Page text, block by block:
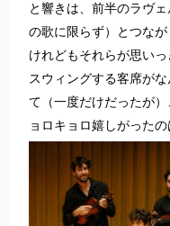
と響きは、前半のラヴ
の歌に限らず）とつなが
けれどもそれらが思い
スウィングする客席が
て（一度だけだったが
ョロキョロ嬉しがったの